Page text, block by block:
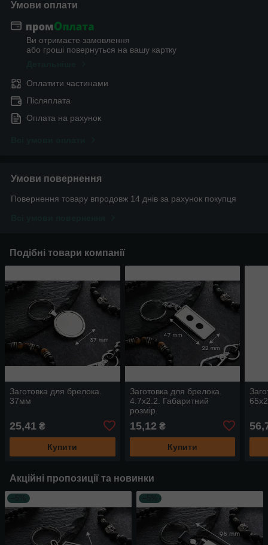
Умови оплати
Ви отримаєте замовлення
або гроші повернуться на вашу картку
Оплатити частинами
Післяплата
Оплата на рахунок
Умови повернення
Повернення товару впродовж 14 днів за рахунок покупця
Подібні товари компанії
Заготовка для брелока.
37мм
25,41 ₴
Купити
Заготовка для брелока.
4.7х2.2. Габаритний
розмір.
15,12 ₴
Купити
Акційні пропозиції та новинки